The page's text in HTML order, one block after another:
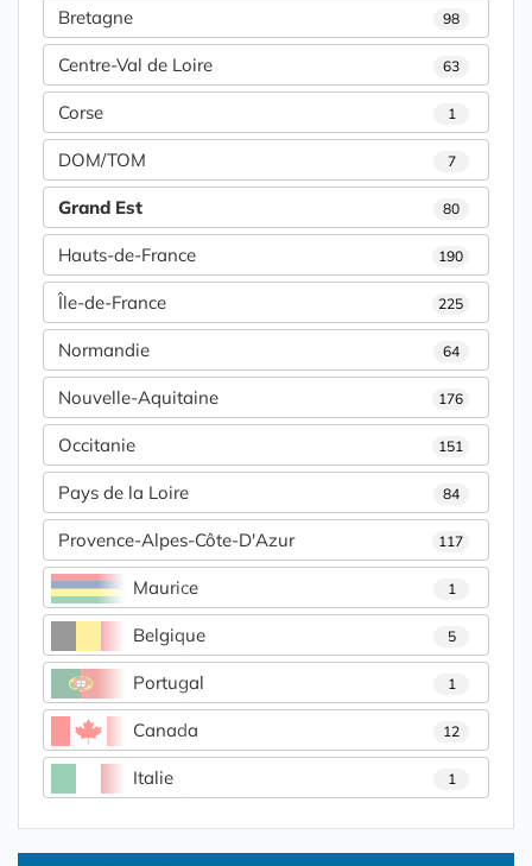
Bretagne 98
Centre-Val de Loire 63
Corse 1
DOM/TOM 7
Grand Est 80
Hauts-de-France 190
Île-de-France 225
Normandie 64
Nouvelle-Aquitaine 176
Occitanie 151
Pays de la Loire 84
Provence-Alpes-Côte-D'Azur 117
Maurice 1
Belgique 5
Portugal 1
Canada 12
Italie 1